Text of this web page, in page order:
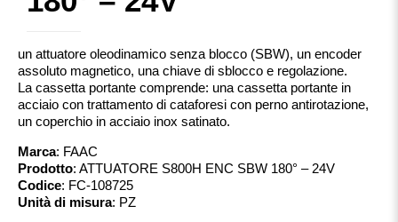
un attuatore oleodinamico senza blocco (SBW), un encoder
assoluto magnetico, una chiave di sblocco e regolazione.
La cassetta portante comprende: una cassetta portante in
acciaio con trattamento di cataforesi con perno antirotazione,
un coperchio in acciaio inox satinato.
Marca: FAAC
Prodotto: ATTUATORE S800H ENC SBW 180° – 24V
Codice: FC-108725
Unità di misura: PZ